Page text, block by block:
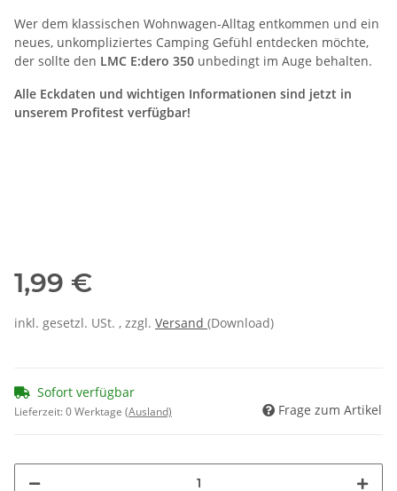
Wer dem klassischen Wohnwagen-Alltag entkommen und ein
neues, unkompliziertes Camping Gefühl entdecken möchte,
der sollte den LMC E:dero 350 unbedingt im Auge behalten.
Alle Eckdaten und wichtigen Informationen sind jetzt in
unserem Profitest verfügbar!
1,99 €
inkl. gesetzl. USt. , zzgl. Versand (Download)
Sofort verfügbar
Lieferzeit:0 Werktage (Ausland) Frage zum Artikel